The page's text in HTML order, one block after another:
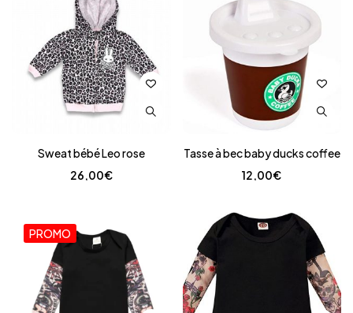
Sweat bébé Leo rose
26,00€
Tasse à bec baby ducks coffee
12,00€
PROMO